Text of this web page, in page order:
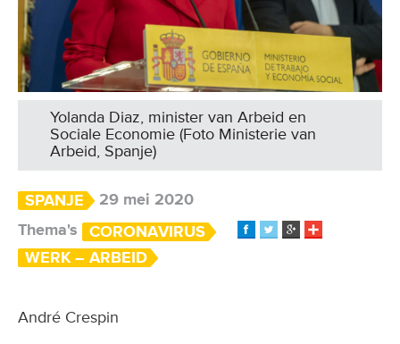
Yolanda Diaz, minister van Arbeid en
Sociale Economie (Foto Ministerie van
Arbeid, Spanje)
SPANJE
29 mei 2020
Thema's
CORONAVIRUS
WERK – ARBEID
André Crespin